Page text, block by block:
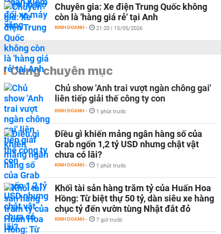
Chuyên gia: Xe điện Trung Quốc không
còn là 'hàng giá rẻ' tại Anh
KINH DOANH - 21:20 | 15/05/2026
Cùng chuyên mục
Chủ show 'Anh trai vượt ngàn chông gai'
liên tiếp giải thế công ty con
KINH DOANH - 1 phút trước
Điều gì khiến mảng ngân hàng số của
Grab ngốn 1,2 tỷ USD nhưng chật vật
chưa có lãi?
KINH DOANH - 1 phút trước
Khối tài sản hàng trăm tỷ của Huấn Hoa
Hồng: Từ biệt thự 50 tỷ, dàn siêu xe hàng
chục tỷ đến vườn tùng Nhật đắt đỏ
KINH DOANH - 7 giờ trước